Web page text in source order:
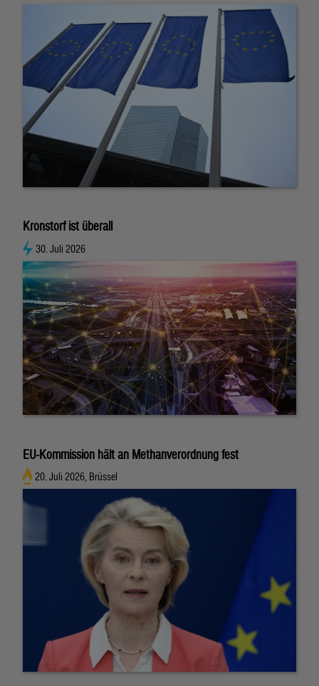
Kronstorf ist überall
30. Juli 2026
EU-Kommission hält an Methanverordnung fest
20. Juli 2026, Brüssel